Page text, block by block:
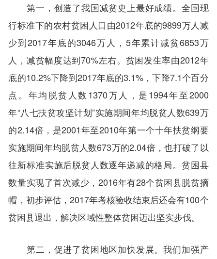
第一，创造了我国减贫史上最好成绩。全国现
行标准下的农村贫困人口由2012年底的9899万人减
少到2017年底的3046万人，5年累计减贫6853万
人，减贫幅度达到70%左右。贫困发生率由2012年
底的10.2%下降到2017年底的3.1%，下降7.1个百分
点。年均脱贫人数1370万人，是1994年至2000
年“八七扶贫攻坚计划”实施期间年均脱贫人数639万
的2.14倍，是2001年至2010年第一个十年扶贫纲要
实施期间年均脱贫人数673万的2.04倍，也打破了以
往新标准实施后脱贫人数逐年递减的格局。贫困县
数量实现了首次减少，2016年有28个贫困县脱贫摘
帽，初步评估，2017年考核验收结束后还会有100个
贫困县退出，解决区域性整体贫困迈出坚实步伐。
第二，促进了贫困地区加快发展。我们加强产